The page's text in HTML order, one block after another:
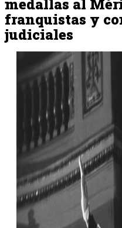
medallas al
franquistas y
judiciales